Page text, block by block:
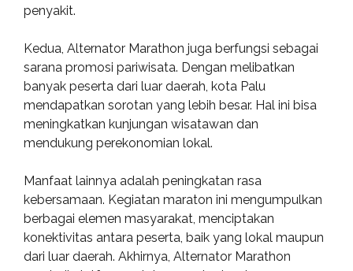
penyakit.
Kedua, Alternator Marathon juga berfungsi sebagai
sarana promosi pariwisata. Dengan melibatkan
banyak peserta dari luar daerah, kota Palu
mendapatkan sorotan yang lebih besar. Hal ini bisa
meningkatkan kunjungan wisatawan dan
mendukung perekonomian lokal.
Manfaat lainnya adalah peningkatan rasa
kebersamaan. Kegiatan maraton ini mengumpulkan
berbagai elemen masyarakat, menciptakan
konektivitas antara peserta, baik yang lokal maupun
dari luar daerah. Akhirnya, Alternator Marathon